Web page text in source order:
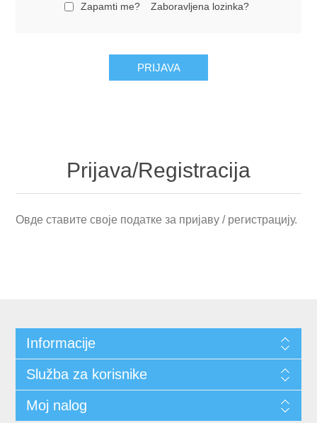
Zapamti me? Zaboravljena lozinka?
Prijava/Registracija
Овде ставите своје податке за пријаву / регистрацију.
Informacije
Služba za korisnike
Moj nalog